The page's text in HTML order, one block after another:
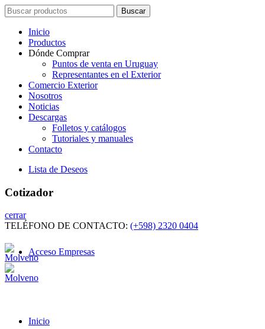
Search
for:
Buscar
Inicio
Productos
Dónde Comprar
Puntos de venta en Uruguay
Representantes en el Exterior
Comercio Exterior
Nosotros
Noticias
Descargas
Folletos y catálogos
Tutoriales y manuales
Contacto
Lista de Deseos
Cotizador
cerrar
TELÉFONO DE CONTACTO: (+598) 2320 0404
Acceso Empresas
Inicio